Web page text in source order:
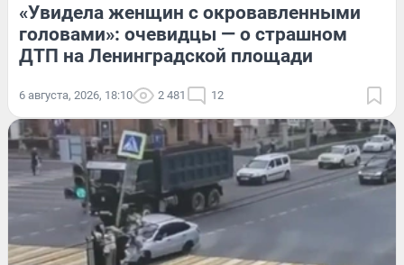
«Увидела женщин с окровавленными
головами»: очевидцы — о страшном
ДТП на Ленинградской площади
6 августа, 2026, 18:10 2 481 12